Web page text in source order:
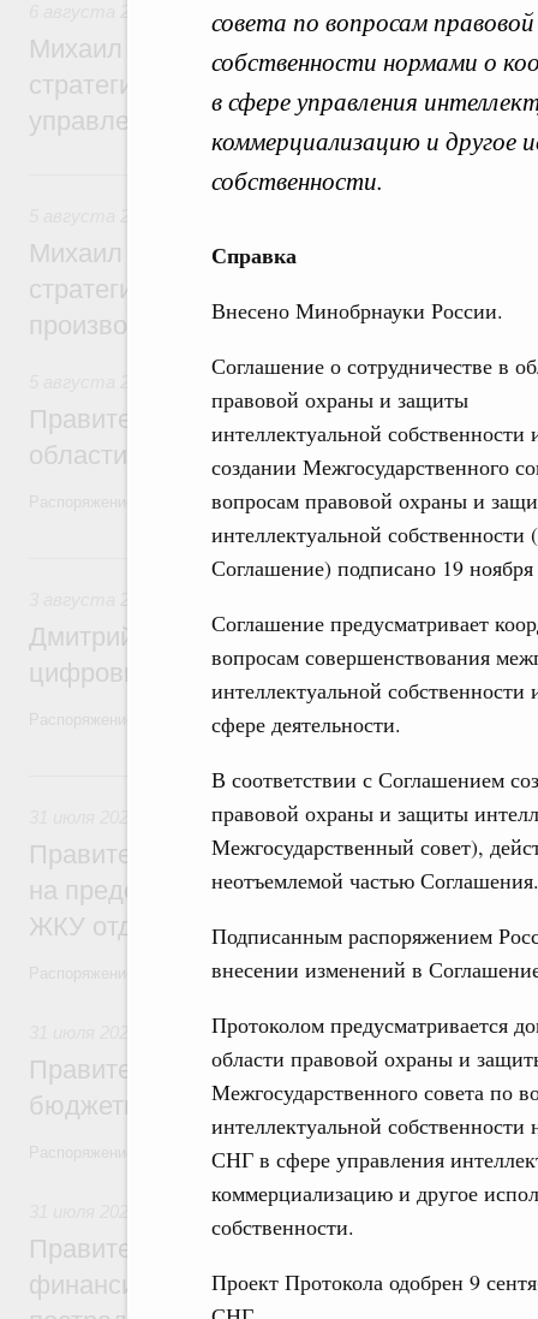
совета по вопросам
собственности нормами о
в сфере управления
коммерциализацию и другое
собственности.
Справка
Внесено Минобрнауки России.
Соглашение о сотрудничестве в
правовой охраны и защиты
интеллектуальной собственности
создании Межгосударственного
вопросам правовой охраны и
интеллектуальной собственности
Соглашение) подписано 19
Соглашение предусматривает
вопросам совершенствования
интеллектуальной
сфере деятельности.
В соответствии с Соглашением
правовой охраны и защиты
Межгосударственный совет),
неотъемлемой частью Соглашения.
Подписанным распоряжением
внесении изменений в
Протоколом предусматривается
области правовой охраны и
Межгосударственного совета по
интеллектуальной
СНГ в сфере управления
коммерциализацию и другое
собственности.
Проект Протокола одобрен 9
Михаил Мишустин дал поручения по
стратегической сессии о
управления научно-технологическим
5 августа, среда
Михаил Мишустин дал поручения по
стратегической сессии, посвящённой
производительности труда
Национальный проект «Экологическое
Правительство увеличило объём
области в рамках федерального
Распоряжение от 3 августа 2026 года №2067-р
3 августа, понедельник
Дмитрий Григоренко возглавил штаб по
цифровых платформ
Распоряжение от 25 июля 2026 года №1966-р
31 июля, пятница
Социальная поддержка отдельных
Правительство направит регионам
на предоставление мер социальной
ЖКУ отдельным категориям граждан
Распоряжение от 30 июля 2026 года №2032-р
Бюджеты субъектов Федерации.
Правительство спишет часть
бюджетным кредитам ещё двум
Распоряжение от 29 июля 2026 года №2016-р
Чрезвычайные ситуации и ликвидация их
Правительство выделило
финансирование Дагестану и Чечне на